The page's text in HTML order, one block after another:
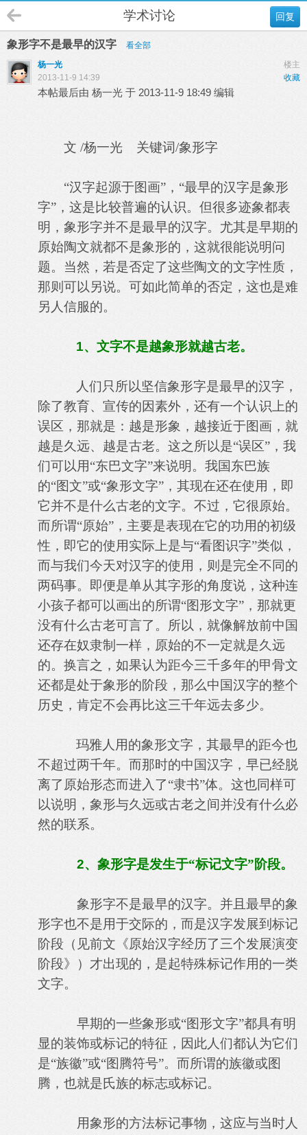
回复
学术讨论
象形字不是最早的汉字
看全部
楼主
杨一光
收藏
2013-11-9 14:39
本帖最后由 杨一光 于 2013-11-9 18:49 编辑
文 /杨一光 关键词/象形字
“汉字起源于图画”，“最早的汉字是象形
字”，这是比较普遍的认识。但很多迹象都表
明，象形字并不是最早的汉字。尤其是早期的
原始陶文就都不是象形的，这就很能说明问
题。当然，若是否定了这些陶文的文字性质，
那则可以另说。可如此简单的否定，这也是难
另人信服的。
1、文字不是越象形就越古老。
人们只所以坚信象形字是最早的汉字，
除了教育、宣传的因素外，还有一个认识上的
误区，那就是：越是形象，越接近于图画，就
越是久远、越是古老。这之所以是“误区”，我
们可以用“东巴文字”来说明。我国东巴族
的“图文”或“象形文字”，其现在还在使用，即
它并不是什么古老的文字。不过，它很原始。
而所谓“原始”，主要是表现在它的功用的初级
性，即它的使用实际上是与“看图识字”类似，
而与我们今天对汉字的使用，则是完全不同的
两码事。即便是单从其字形的角度说，这种连
小孩子都可以画出的所谓“图形文字”，那就更
没有什么古老可言了。所以，就像解放前中国
还存在奴隶制一样，原始的不一定就是久远
的。换言之，如果认为距今三千多年的甲骨文
还都是处于象形的阶段，那么中国汉字的整个
历史，肯定不会再比这三千年远去多少。
玛雅人用的象形文字，其最早的距今也
不超过两千年。而那时的中国汉字，早已经脱
离了原始形态而进入了“隶书”体。这也同样可
以说明，象形与久远或古老之间并没有什么必
然的联系。
2、象形字是发生于“标记文字”阶段。
象形字不是最早的汉字。并且最早的象
形字也不是用于交际的，而是汉字发展到标记
阶段（见前文《原始汉字经历了三个发展演变
阶段》）才出现的，是起特殊标记作用的一类
文字。
早期的一些象形或“图形文字”都具有明
显的装饰或标记的特征，因此人们都认为它们
是“族徽”或“图腾符号”。而所谓的族徽或图
腾，也就是氏族的标志或标记。
用象形的方法标记事物，这应与当时人